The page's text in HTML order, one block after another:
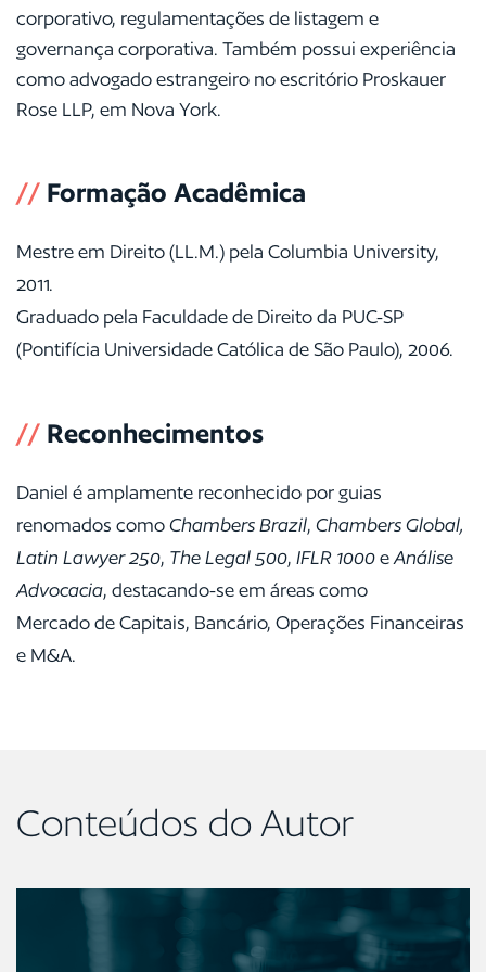
corporativo, regulamentações de listagem e
governança corporativa. Também possui experiência
como advogado estrangeiro no escritório Proskauer
Rose LLP, em Nova York.
// Formação Acadêmica
Mestre em Direito (LL.M.) pela Columbia University,
2011.
Graduado pela Faculdade de Direito da PUC-SP
(Pontifícia Universidade Católica de São Paulo), 2006.
// Reconhecimentos
Daniel é amplamente reconhecido por guias
renomados comoChambers Brazil, ChambersGlobal,
Latin Lawyer 250, The Legal 500, IFLR 1000eAnálise
Advocacia, destacando-se em áreas como
Mercado de Capitais, Bancário, Operações Financeiras
e M&A.
Conteúdos do Autor